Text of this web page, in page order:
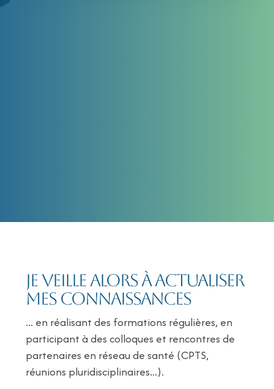
Je veille alors à actualiser
mes connaissances
... en réalisant des formations régulières, en
participant à des colloques et rencontres de
partenaires en réseau de santé (CPTS,
réunions pluridisciplinaires...).